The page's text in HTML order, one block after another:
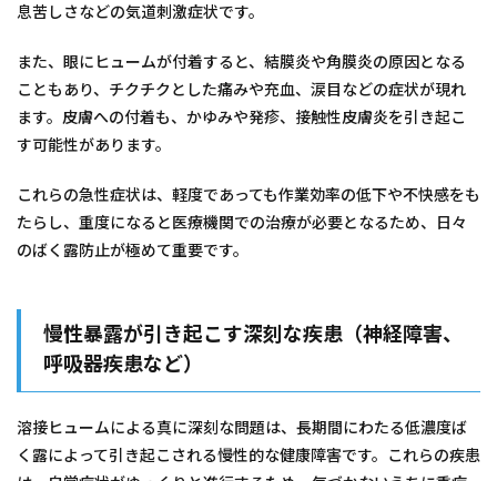
息苦しさなどの気道刺激症状です。
また、眼にヒュームが付着すると、結膜炎や角膜炎の原因となる
こともあり、チクチクとした痛みや充血、涙目などの症状が現れ
ます。皮膚への付着も、かゆみや発疹、接触性皮膚炎を引き起こ
す可能性があります。
これらの急性症状は、軽度であっても作業効率の低下や不快感をも
たらし、重度になると医療機関での治療が必要となるため、日々
のばく露防止が極めて重要です。
慢性暴露が引き起こす深刻な疾患（神経障害、
呼吸器疾患など）
溶接ヒュームによる真に深刻な問題は、長期間にわたる低濃度ば
く露によって引き起こされる慢性的な健康障害です。これらの疾患